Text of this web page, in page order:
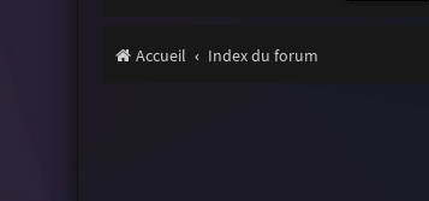
Accueil Index du forum